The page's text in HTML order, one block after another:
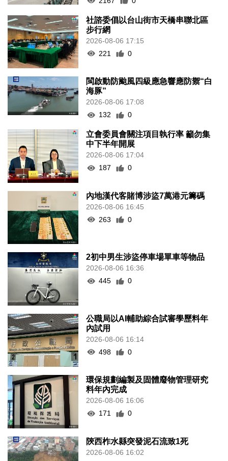
社諮委倡以台山街市天橋串聯北區
步行網
2026-08-06 17:15
221
0
閩啟動防颱風四級應急響應防禦“白
海豚”
2026-08-06 17:08
132
0
立會委員會關注項目執行率 籲勿集
中下半年開展
2026-08-06 17:04
187
0
內地漢代客賭博涉盜7萬港元籌碼
2026-08-06 16:45
263
0
2初中男生涉盜停車場單車等物品
2026-08-06 16:36
445
0
公職局以AI輔助綜合試審學歷料年
內試用
2026-08-06 16:14
498
0
環保規劃編製及固體廢物管理研究
料年內完成
2026-08-06 16:06
171
0
陝西柞水縣突發泥石流致1死
2026-08-06 16:02